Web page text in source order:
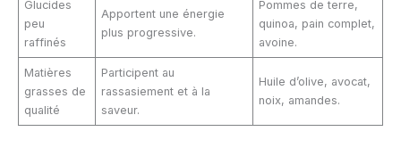
Glucides
peu
raffinés
Apportent une énergie
plus progressive.
Pommes de terre,
quinoa, pain complet,
avoine.
Matières
grasses de
qualité
Participent au
rassasiement et à la
saveur.
Huile d’olive, avocat,
noix, amandes.